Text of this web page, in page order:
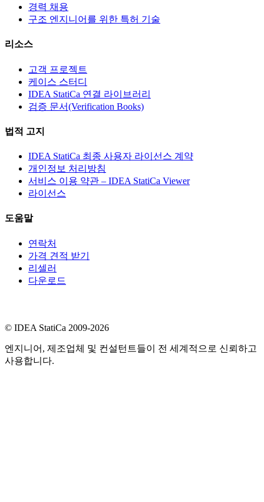
경력 채용
구조 엔지니어를 위한 특허 기술
리소스
고객 프로젝트
케이스 스터디
IDEA StatiCa 연결 라이브러리
검증 문서(Verification Books)
법적 고지
IDEA StatiCa 최종 사용자 라이선스 계약
개인정보 처리방침
서비스 이용 약관 – IDEA StatiCa Viewer
라이선스
도움말
연락처
가격 견적 받기
리셀러
다운로드
© IDEA StatiCa 2009-2026
엔지니어, 제조업체 및 컨설턴트들이 전 세계적으로 신뢰하고
사용합니다.